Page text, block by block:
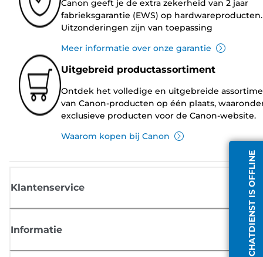
CHATDIENST IS OFFLINE
Canon geeft je de extra zekerheid van 2 jaar
fabrieksgarantie (EWS) op hardwareproducten.
Uitzonderingen zijn van toepassing
Meer informatie over onze garantie
Uitgebreid productassortiment
Ontdek het volledige en uitgebreide
van Canon-producten op één plaats,
exclusieve producten voor de Canon-website.
Waarom kopen bij Canon
Klantenservice
Informatie